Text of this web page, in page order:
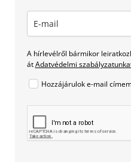
A hírlevélről bármikor
átAdatvédelmi
Hozzájárulok e-mail